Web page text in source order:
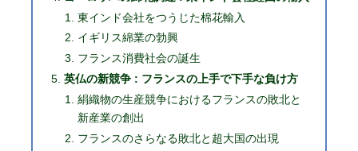
東インド会社をつうじた棉花輸入
イギリス綿業の勃興
フランス消費社会の誕生
英仏の新競争 : フランスの上手で下手な負け方
絹織物の生産競争におけるフランスの敗北と
新産業の創出
フランスのさらなる敗北と超大国の出現